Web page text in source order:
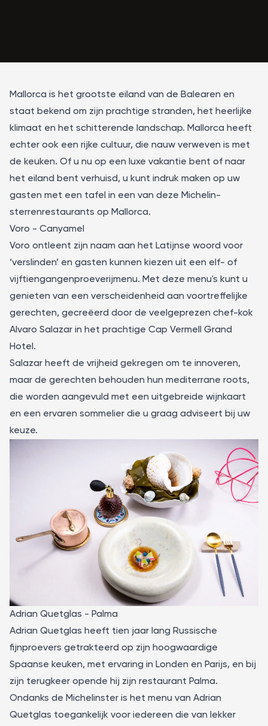
Mallorca is het grootste eiland van de Balearen en
staat bekend om zijn prachtige stranden, het heerlijke
klimaat en het schitterende landschap. Mallorca heeft
echter ook een rijke cultuur, die nauw verweven is met
de keuken. Of u nu op een luxe vakantie bent of naar
het eiland bent verhuisd, u kunt indruk maken op uw
gasten met een tafel in een van deze Michelin-
sterrenrestaurants op Mallorca.
Voro - Canyamel
Voro ontleent zijn naam aan het Latijnse woord voor
‘verslinden’ en gasten kunnen kiezen uit een elf- of
vijftiengangenproeverijmenu. Met deze menu's kunt u
genieten van een verscheidenheid aan voortreffelijke
gerechten, gecreëerd door de veelgeprezen chef-kok
Alvaro Salazar in het prachtige Cap Vermell Grand
Hotel.
Salazar heeft de vrijheid gekregen om te innoveren,
maar de gerechten behouden hun mediterrane roots,
die worden aangevuld met een uitgebreide wijnkaart
en een ervaren sommelier die u graag adviseert bij uw
keuze.
Adrian Quetglas - Palma
Adrian Quetglas heeft tien jaar lang Russische
fijnproevers getrakteerd op zijn hoogwaardige
Spaanse keuken, met ervaring in Londen en Parijs, en bij
zijn terugkeer opende hij zijn restaurant Palma.
Ondanks de Michelinster is het menu van Adrian
Quetglas toegankelijk voor iedereen die van lekker